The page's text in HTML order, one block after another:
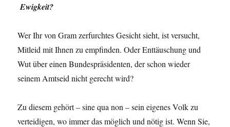
Ewigkeit?
Wer Ihr von Gram zerfurchtes Gesicht sieht, ist versucht,
Mitleid mit Ihnen zu empfinden. Oder Enttäuschung und
Wut über einen Bundespräsidenten, der schon wieder
seinem Amtseid nicht gerecht wird?
Zu diesem gehört – sine qua non – sein eigenes Volk zu
verteidigen, wo immer das möglich und nötig ist. Wenn Sie,